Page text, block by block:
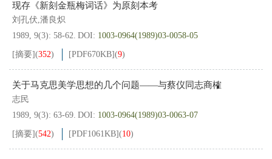
现存《新刻金瓶梅词话》为原刻本考
刘孔伏,潘良炽
1989, 9(3): 58-62. DOI: 1003-0964(1989)03-0058-05
[摘要](352) [PDF670KB](9)
关于马克思美学思想的几个问题——与蔡仪同志商榷
志民
1989, 9(3): 63-69. DOI: 1003-0964(1989)03-0063-07
[摘要](542) [PDF1061KB](10)